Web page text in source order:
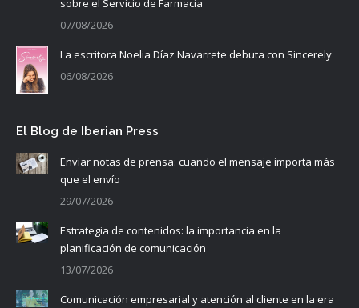
sobre el Servicio de Farmacia
07/08/2026
La escritora Noelia Díaz Navarrete debuta con Sincerely
06/08/2026
El Blog de Iberian Press
Enviar notas de prensa: cuando el mensaje importa más
que el envío
29/07/2026
Estrategia de contenidos: la importancia en la
planificación de comunicación
13/07/2026
Comunicación empresarial y atención al cliente en la era